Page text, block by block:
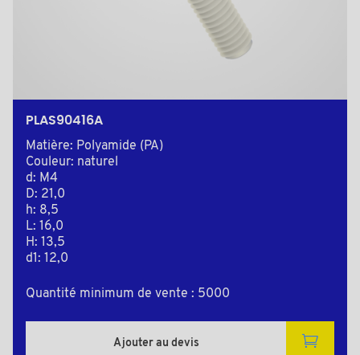
PLAS90416A
Matière: Polyamide (PA)
Couleur: naturel
d: M4
D: 21,0
h: 8,5
L: 16,0
H: 13,5
d1: 12,0
Quantité minimum de vente : 5000
Ajouter au devis